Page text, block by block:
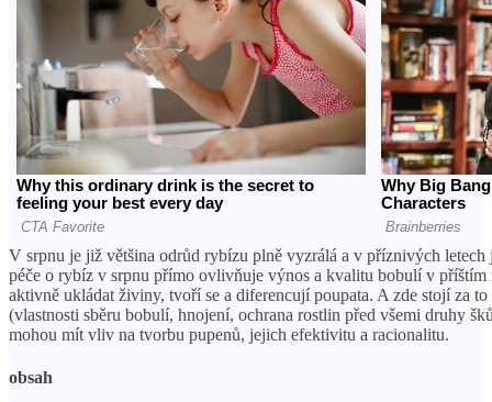
V srpnu je již většina odrůd rybízu plně vyzrálá a v příznivých
péče o rybíz v srpnu přímo ovlivňuje výnos a kvalitu bobulí v
aktivně ukládat živiny, tvoří se a diferencují poupata. A zde stojí za
(vlastnosti sběru bobulí, hnojení, ochrana rostlin před všemi druhy
mohou mít vliv na tvorbu pupenů, jejich efektivitu a racionalitu.
obsah